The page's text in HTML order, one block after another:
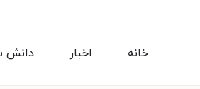
دانش اخبار خانه